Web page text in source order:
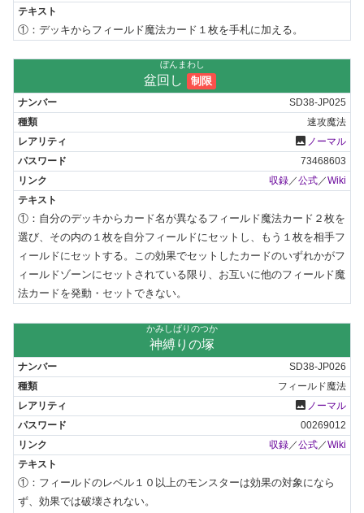
①：デッキからフィールド魔法カード１枚を手札に加える。
ぼんまわし
盆回し 制限
SD38-JP025
速攻魔法
photo ノーマル
73468603
収録／公式／Wiki
①：自分のデッキからカード名が異なるフィールド魔法カード２枚を
選び、その内の１枚を自分フィールドにセットし、もう１枚を相手フ
ィールドにセットする。この効果でセットしたカードのいずれかがフ
ィールドゾーンにセットされている限り、お互いに他のフィールド魔
法カードを発動・セットできない。
かみしばりのつか
神縛りの塚
SD38-JP026
フィールド魔法
photo ノーマル
00269012
収録 ／公式 ／Wiki
①：フィールドのレベル１０以上のモンスターは効果の対象になら
ず、効果では破壊されない。